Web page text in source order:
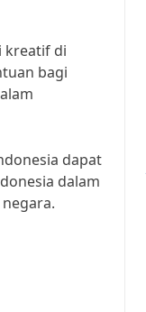
kreatif di
bagi
dapat
dalam